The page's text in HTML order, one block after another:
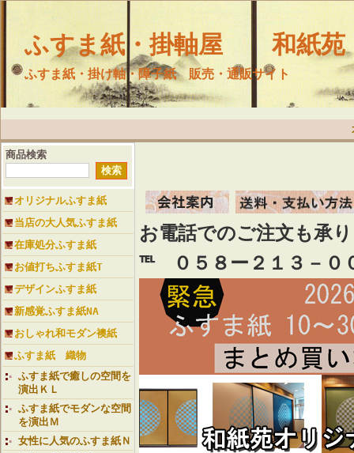
ふすま紙・掛軸屋 和紙苑
ふすま紙・掛け軸・障子紙 販売・通販サイト
商品検索
オリジナルふすま紙
当店の大人気ふすま紙
在庫処分ふすま紙
お値打ちふすま紙T
デザインふすま紙
新感覚ふすま紙NA
おしゃれ和モダン襖紙
ふすま紙 織物
ふすま紙で癒しの空間を
演出ＫＬ
ふすま紙でモダンな空間
を演出Ｍ
女性に人気のふすま紙Ｎ
お電話でのご注文も承
℡ ０５８ー２１３－０